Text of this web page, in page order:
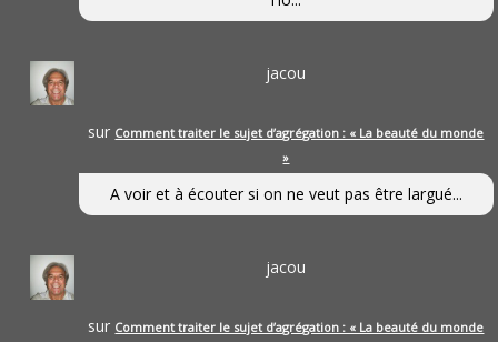
jacou
sur Comment traiter le sujet d’agrégation : « La beauté du monde
»
A voir et à écouter si on ne veut pas être largué...
jacou
sur Comment traiter le sujet d’agrégation : « La beauté du monde